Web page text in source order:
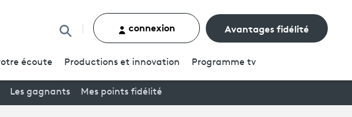
Rechercher un contenu
connexion Avantages fidélité
écoute Productions et innovation Programme tv
Les gagnants Mes points fidélité